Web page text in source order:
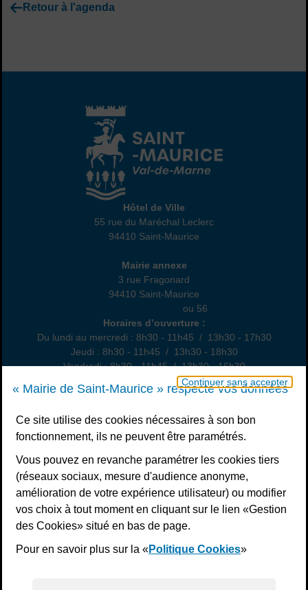
Continuer sans accepter
« Mairie de Saint-Maurice » respecte vos données
Ce site utilise des cookies nécessaires à son bon
fonctionnement, ils ne peuvent être paramétrés.
Vous pouvez en revanche paramétrer les cookies tiers
(réseaux sociaux, mesure d'audience anonyme,
amélioration de votre expérience utilisateur) ou modifier
vos choix à tout moment en cliquant sur le lien «Gestion
des Cookies» situé en bas de page.
Pour en savoir plus sur la «Politique Cookies»
Retour à l'agenda
Hôtel de Ville
Hôtel de Ville
55 rue du Maréchal Leclerc
94410 Saint-Maurice
Annexe
Mairie annexe
3 rue Fragonard
94410 Saint-Maurice
ou 56
Horaires d’ouverture :
Du lundi au mercredi : 8h30 - 11h45 / 13h30 - 17h30
Jeudi : 8h30 - 11h45 / 13h30 - 18h30
Vendredi : 8h30 - 11h45 / 13h30 - 16h30
Un samedi par mois : permanence état civil, sur rendez-vous
S’inscrire à la newsletter
Télécharger l’application
Nous suivre
Facebook
Instagram
Youtube
LinkedIn
Calaméo